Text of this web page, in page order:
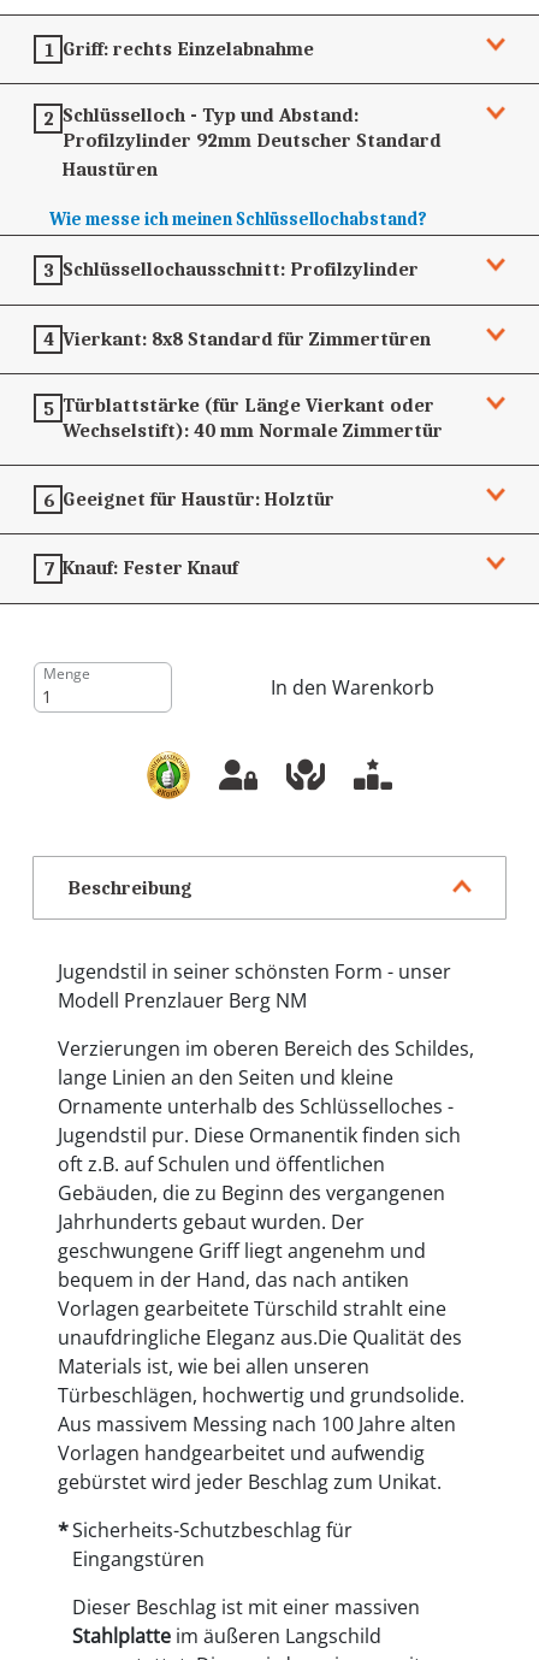
1 Griff:rechts Einzelabnahme
2 Schlüsselloch - Typ und Abstand:
Profilzylinder 92mm Deutscher Standard
Haustüren
Wie messe ich meinen Schlüssellochabstand?
3 Schlüssellochausschnitt: Profilzylinder
4 Vierkant: 8x8 Standard für Zimmertüren
5 Türblattstärke (für Länge Vierkant oder
Wechselstift):40 mm Normale Zimmertür
6 Geeignet für Haustür:Holztür
7 Knauf: Fester Knauf
Menge
In den Warenkorb
Beschreibung
Jugendstil in seiner schönsten Form - unser
Modell Prenzlauer Berg NM
Verzierungen im oberen Bereich des Schildes,
lange Linien an den Seiten und kleine
Ornamente unterhalb des Schlüsselloches -
Jugendstil pur. Diese Ormanentik finden sich
oft z.B. auf Schulen und öffentlichen
Gebäuden, die zu Beginn des vergangenen
Jahrhunderts gebaut wurden. Der
geschwungene Griff liegt angenehm und
bequem in der Hand, das nach antiken
Vorlagen gearbeitete Türschild strahlt eine
unaufdringliche Eleganz aus.Die Qualität des
Materials ist, wie bei allen unseren
Türbeschlägen, hochwertig und grundsolide.
Aus massivem Messing nach 100 Jahre alten
Vorlagen handgearbeitet und aufwendig
gebürstet wird jeder Beschlag zum Unikat.
Sicherheits-Schutzbeschlag für
Eingangstüren
Dieser Beschlag ist mit einer massiven
Stahlplatte im äußeren Langschild